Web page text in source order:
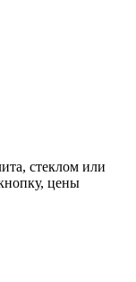
стеклом или
цены